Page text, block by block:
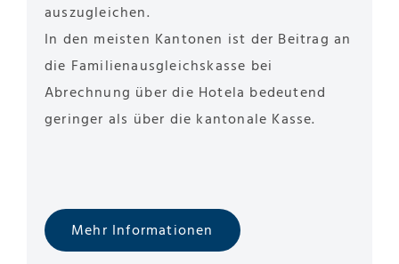
auszugleichen.
In den meisten Kantonen ist der Beitrag an
die Familienausgleichskasse bei
Abrechnung über die Hotela bedeutend
geringer als über die kantonale Kasse.
Mehr Informationen